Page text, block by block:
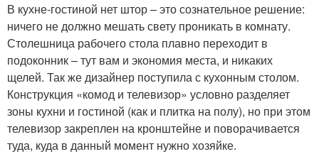
В кухне-гостиной нет штор – это сознательное решение:
ничего не должно мешать свету проникать в комнату.
Столешница рабочего стола плавно переходит в
подоконник – тут вам и экономия места, и никаких
щелей. Так же дизайнер поступила с кухонным столом.
Конструкция «комод и телевизор» условно разделяет
зоны кухни и гостиной (как и плитка на полу), но при этом
телевизор закреплен на кронштейне и поворачивается
туда, куда в данный момент нужно хозяйке.